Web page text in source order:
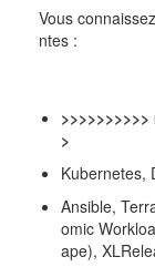
Vous
ntes :
>
Kubernetes,
Ansible,
omic
ape),